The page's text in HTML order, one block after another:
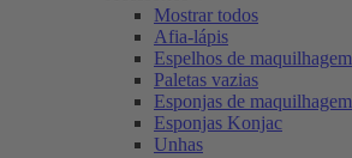
Mostrar todos
Afia-lápis
Espelhos de maquilhagem
Paletas vazias
Esponjas de maquilhagem
Esponjas Konjac
Unhas